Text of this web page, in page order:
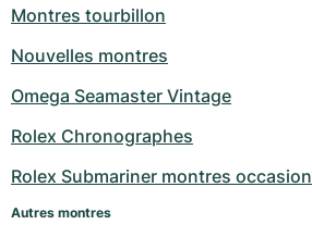
Montres tourbillon
Nouvelles montres
Omega Seamaster Vintage
Rolex Chronographes
Rolex Submariner montres occasion
Autres montres